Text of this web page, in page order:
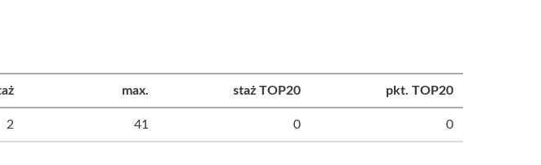
max. staż TOP20 pkt. TOP20
2 41 0 0